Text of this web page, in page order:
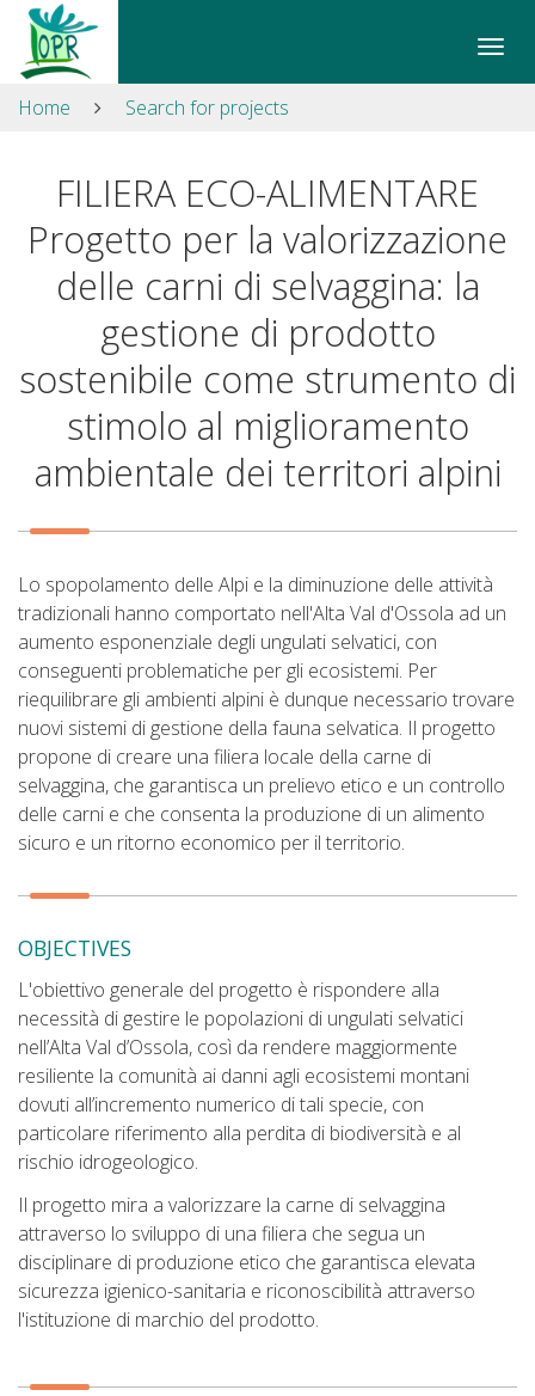
Skip
content
Sitemap
navigation
Apri/
il
Home Search for projects
FILIERA ECO-ALIMENTARE
Progetto per la valorizzazione
delle carni di selvaggina: la
gestione di prodotto
sostenibile come strumento di
stimolo al miglioramento
ambientale dei territori alpini
Lo spopolamento delle Alpi e la diminuzione delle attività
tradizionali hanno comportato nell'Alta Val d'Ossola ad un
aumento esponenziale degli ungulati selvatici, con
conseguenti problematiche per gli ecosistemi. Per
riequilibrare gli ambienti alpini è dunque necessario trovare
nuovi sistemi di gestione della fauna selvatica. Il progetto
propone di creare una filiera locale della carne di
selvaggina, che garantisca un prelievo etico e un controllo
delle carni e che consenta la produzione di un alimento
sicuro e un ritorno economico per il territorio.
OBJECTIVES
L'obiettivo generale del progetto è rispondere alla
necessità di gestire le popolazioni di ungulati selvatici
nell’Alta Val d’Ossola, così da rendere maggiormente
resiliente la comunità ai danni agli ecosistemi montani
dovuti all’incremento numerico di tali specie, con
particolare riferimento alla perdita di biodiversità e al
rischio idrogeologico.
Il progetto mira a valorizzare la carne di selvaggina
attraverso lo sviluppo di una filiera che segua un
disciplinare di produzione etico che garantisca elevata
sicurezza igienico-sanitaria e riconoscibilità attraverso
l'istituzione di marchio del prodotto.